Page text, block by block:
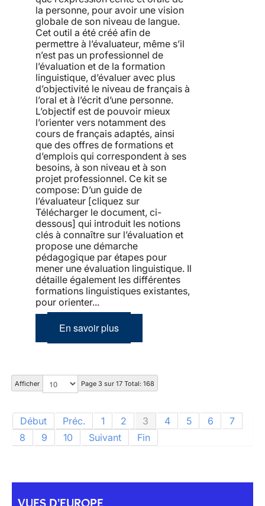
la personne, pour avoir une vision
globale de son niveau de langue.
Cet outil a été créé afin de
permettre à l’évaluateur, même s’il
n’est pas un professionnel de
l’évaluation et de la formation
linguistique, d’évaluer avec plus
d’objectivité le niveau de français à
l’oral et à l’écrit d’une personne.
L’objectif est de pouvoir mieux
l’orienter vers notamment des
cours de français adaptés, ainsi
que des offres de formations et
d’emplois qui correspondent à ses
besoins, à son niveau et à son
projet professionnel. Ce kit se
compose: D’un guide de
l’évaluateur [cliquez sur
Télécharger le document, ci-
dessous] qui introduit les notions
clés à connaître sur l’évaluation et
propose une démarche
pédagogique par étapes pour
mener une évaluation linguistique. Il
détaille également les différentes
formations linguistiques existantes,
pour orienter...
En savoir plus
Afficher Page 3 sur 17 Total: 168
Début Préc. 1 2 3 4 5 6
7
8
9 10 Suivant Fin
VUES D'EUROPE